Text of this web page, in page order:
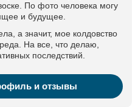
По фото человека могу
и будущее.
а значит, мое колдовство
На все, что делаю,
последствий.
и отзывы